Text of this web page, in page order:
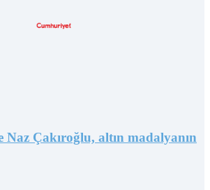
Çakıroğlu, altın madalyanın